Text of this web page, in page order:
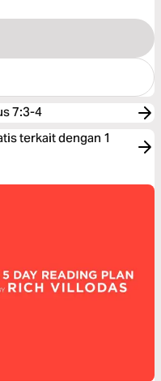
7:3-4
terkait dengan 1